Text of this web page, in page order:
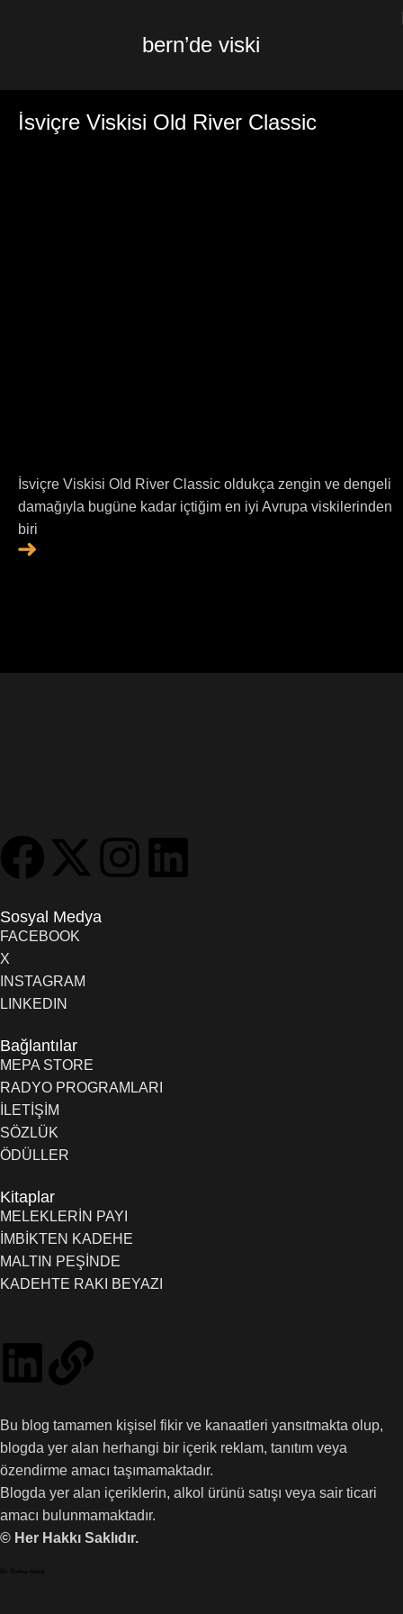
bern’de viski
İsviçre Viskisi Old River Classic
İsviçre Viskisi Old River Classic oldukça zengin ve dengeli
damağıyla bugüne kadar içtiğim en iyi Avrupa viskilerinden
biri
Sosyal Medya
FACEBOOK
X
INSTAGRAM
LINKEDIN
Bağlantılar
MEPA STORE
RADYO PROGRAMLARI
İLETİŞİM
SÖZLÜK
ÖDÜLLER
Kitaplar
MELEKLERİN PAYI
İMBİKTEN KADEHE
MALTIN PEŞİNDE
KADEHTE RAKI BEYAZI
Bu blog tamamen kişisel fikir ve kanaatleri yansıtmakta olup,
blogda yer alan herhangi bir içerik reklam, tanıtım veya
özendirme amacı taşımamaktadır.
Blogda yer alan içeriklerin, alkol ürünü satışı veya sair ticari
amacı bulunmamaktadır.
© Her Hakkı Saklıdır.